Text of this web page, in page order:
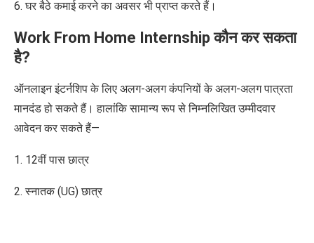
6. घर बैठे कमाई करने का अवसर भी प्राप्त करते हैं।
Work From Home Internship कौन कर सकता
है?
ऑनलाइन इंटर्नशिप के लिए अलग-अलग कंपनियों के अलग-अलग पात्रता
मानदंड हो सकते हैं। हालांकि सामान्य रूप से निम्नलिखित उम्मीदवार
आवेदन कर सकते हैं—
1. 12वीं पास छात्र
2. स्नातक (UG) छात्र